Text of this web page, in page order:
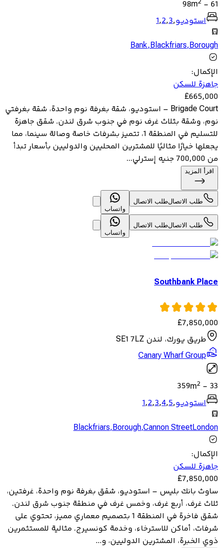
61
-
98m2
استوديو,
1,2,3
Bank,Blackfriars,Borough
الإكمال:
جاهزة للسكن
£665,000
Brigade Court – استوديو، شقة بغرفة نوم واحدة، شقة بغرفتي
نوم، وشقة بثلاث غرف نوم في جنوب شرق لندن. شقق جاهزة
للتسليم في المنطقة 1، تتميز بشرفات خاصة وصالة سينما، مما
يجعلها خيارًا مثاليًا للمشترين المحليين والدوليين بأسعار تبدأ
من 700,000 جنيه إسترلي...
اقرأ المزيد
طلب الاتصالطلب الاتصال
واتساب
طلب الاتصالطلب الاتصال
واتساب
Southbank Place
£7,850,000
طريق يورك، لندن SE1 7LZ
Canary Wharf Group
33
-
359m2
استوديو,
1,2,3,4,5
Blackfriars,Borough,Cannon StreetLondon
الإكمال:
جاهزة للسكن
£7,850,000
ساوث بانك بليس – استوديو، شقق بغرفة نوم واحدة، غرفتين،
ثلاث غرف، أربع غرف، وخمس غرف في منطقة جنوب شرق لندن.
شقق فاخرة في المنطقة 1 بتصميم معماري مميز، تحتوي على
شرفات، أماكن للاسترخاء، وخدمة كونسيرج. مثالية للمستثمرين
ذوي الخبرة، المشترين الدوليين، و...